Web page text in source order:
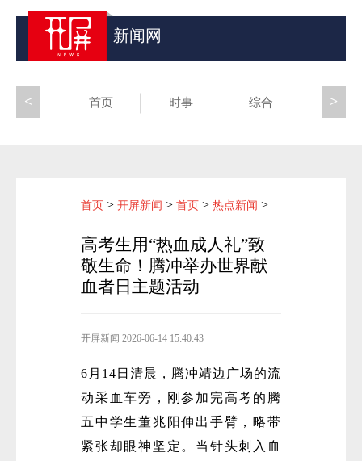
新闻网
首页 时事 综合 昆滇
>
<
首页 > 开屏新闻 > 首页 > 热点新闻 >
高考生用“热血成人礼”致
敬生命！腾冲举办世界献
血者日主题活动
开屏新闻 2026-06-14 15:40:43
6月14日清晨，腾冲靖边广场的流
动采血车旁，刚参加完高考的腾
五中学生董兆阳伸出手臂，略带
紧张却眼神坚定。当针头刺入血